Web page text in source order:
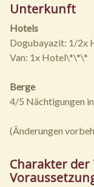
Unterkunft
Hotels
Dogubayazit: 1/2x
Van: 1x Hotel\*\*\*
Berge
4/5 Nächtigungen
(Änderungen
Charakter